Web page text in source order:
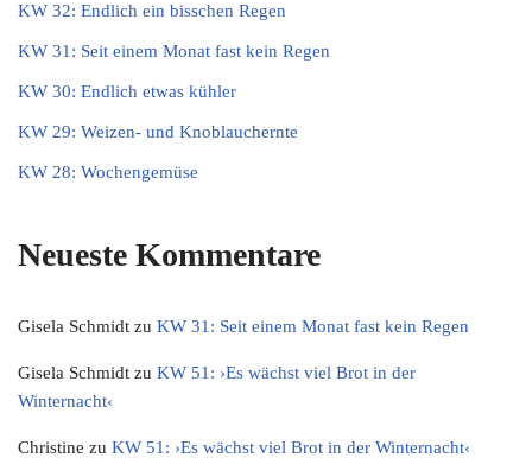
KW 32: Endlich ein bisschen Regen
KW 31: Seit einem Monat fast kein Regen
KW 30: Endlich etwas kühler
KW 29: Weizen- und Knoblauchernte
KW 28: Wochengemüse
Neueste Kommentare
Gisela Schmidt zu KW 31: Seit einem Monat fast kein Regen
Gisela Schmidt zu KW 51: ›Es wächst viel Brot in der
Winternacht‹
Christine zu KW 51: ›Es wächst viel Brot in der Winternacht‹